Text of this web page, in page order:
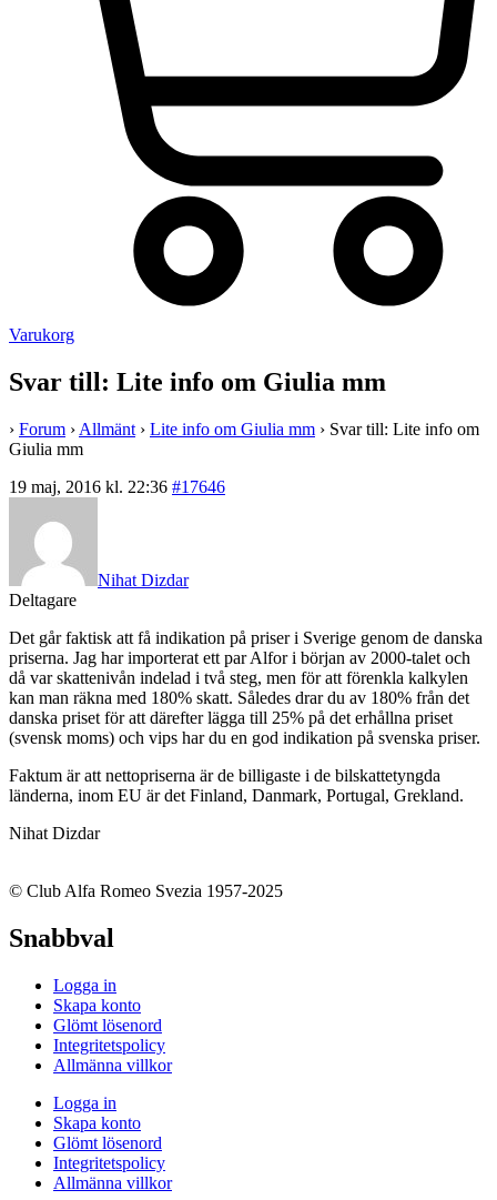
Varukorg
Svar till: Lite info om Giulia mm
› Forum › Allmänt › Lite info om Giulia mm › Svar till: Lite info om
Giulia mm
19 maj, 2016 kl. 22:36 #17646
Nihat Dizdar
Deltagare
Det går faktisk att få indikation på priser i Sverige genom de danska
priserna. Jag har importerat ett par Alfor i början av 2000-talet och
då var skattenivån indelad i två steg, men för att förenkla kalkylen
kan man räkna med 180% skatt. Således drar du av 180% från det
danska priset för att därefter lägga till 25% på det erhållna priset
(svensk moms) och vips har du en god indikation på svenska priser.
Faktum är att nettopriserna är de billigaste i de bilskattetyngda
länderna, inom EU är det Finland, Danmark, Portugal, Grekland.
Nihat Dizdar
© Club Alfa Romeo Svezia 1957-2025
Snabbval
Logga in
Skapa konto
Glömt lösenord
Integritetspolicy
Allmänna villkor
Logga in
Skapa konto
Glömt lösenord
Integritetspolicy
Allmänna villkor